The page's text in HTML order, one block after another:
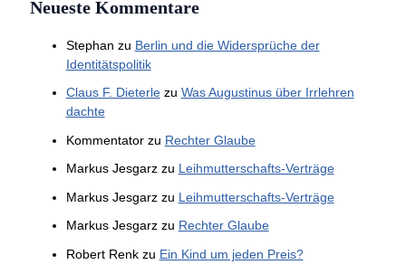
Neueste Kommentare
Stephan zu Berlin und die Widersprüche der
Identitätspolitik
Claus F. Dieterlezu Was Augustinus über Irrlehren
dachte
Kommentatorzu Rechter Glaube
Markus Jesgarzzu Leihmutterschafts-Verträge
Markus Jesgarzzu Leihmutterschafts-Verträge
Markus Jesgarzzu Rechter Glaube
Robert Renkzu Ein Kind um jeden Preis?